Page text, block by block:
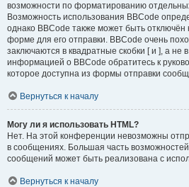
возможности по форматированию
Возможность использования BBCode
однако BBCode также может быть
форме для его отправки. BBCode очень
заключаются в квадратные скобки [ и ], а не
информацией о BBCode обратитесь к
которое доступна из формы отправки
Вернуться к началу
Могу ли я использовать HTML?
Нет. На этой конференции невозможны
в сообщениях. Большая часть
сообщений может быть реализована с
Вернуться к началу